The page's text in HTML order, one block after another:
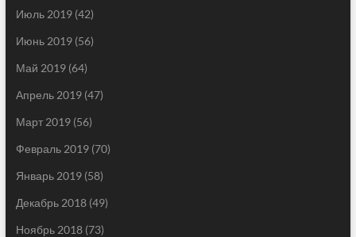
Июль 2019(42)
Июнь 2019(56)
Май 2019(64)
Апрель 2019(47)
Март 2019(56)
Февраль 2019(70)
Январь 2019(58)
Декабрь 2018(49)
Ноябрь 2018(73)